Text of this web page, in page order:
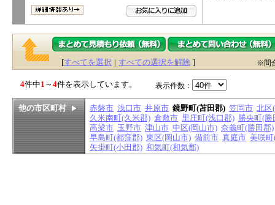
[すべてを選択 | すべての選択を解除 ] ※問
4件中1 ～4件を表示しています。 表示件数：
他の市区町村 赤磐市 浅口市 井原市 鏡野町(苫田郡) 笠岡市 北区
久米南町(久米郡) 倉敷市 里庄町(浅口郡) 勝央町(勝
高梁市 玉野市 津山市 中区(岡山市) 奈義町(勝田郡)
早島町(都窪郡) 東区(岡山市) 備前市 真庭市 美咲
矢掛町(小田郡) 和気町(和気郡)